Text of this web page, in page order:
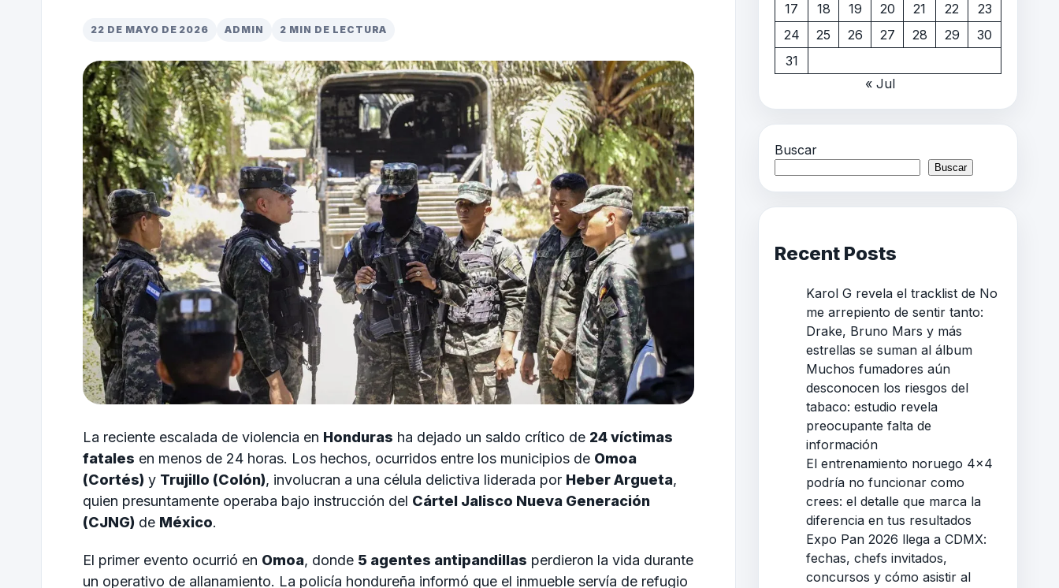
22 DE MAYO DE 2026 ADMIN 2 MIN DE LECTURA
La reciente escalada de violencia en Honduras ha dejado un saldo crítico de 24 víctimas
fatales en menos de 24 horas. Los hechos, ocurridos entre los municipios de Omoa
(Cortés) y Trujillo (Colón), involucran a una célula delictiva liderada por Heber Argueta,
quien presuntamente operaba bajo instrucción del Cártel Jalisco Nueva Generación
(CJNG) de México.
El primer evento ocurrió en Omoa, donde 5 agentes antipandillas perdieron la vida durante
un operativo de allanamiento. La policía hondureña informó que el inmueble servía de refugio
17
18 19 20 21 22
23
24
25 26 27 28 29
30
31
« Jul
Buscar
Buscar
Recent Posts
Karol G revela el tracklist de No
me arrepiento de sentir tanto:
Drake, Bruno Mars y más
estrellas se suman al álbum
Muchos fumadores aún
desconocen los riesgos del
tabaco: estudio revela
preocupante falta de
información
El entrenamiento noruego 4×4
podría no funcionar como
crees: el detalle que marca la
diferencia en tus resultados
Expo Pan 2026 llega a CDMX:
fechas, chefs invitados,
concursos y cómo asistir al